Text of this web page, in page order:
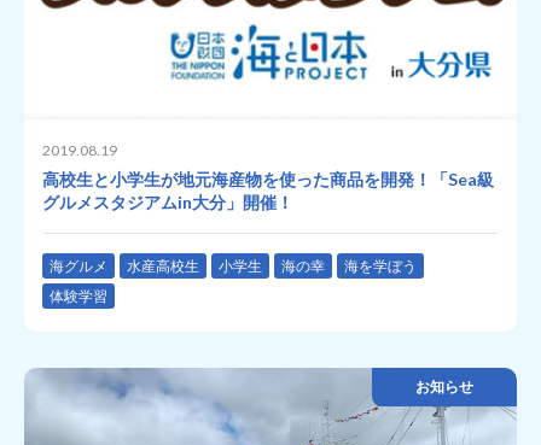
2019.08.19
高校生と小学生が地元海産物を使った商品を開発！「Sea級
グルメスタジアムin大分」開催！
海グルメ 水産高校生 小学生 海の幸
海を学ぼう
体験学習
お知らせ